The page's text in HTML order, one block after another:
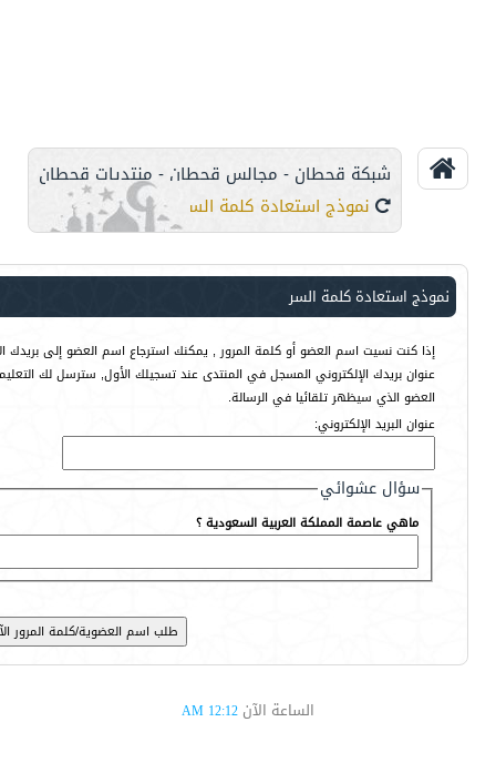
شبكة قحطان - مجالس قحطان - منتديات قحطان
نموذج استعادة كلمة السر
نموذج استعادة كلمة السر
إذا كنت نسيت اسم العضو أو كلمة المرور , يمكنك استرجاع اسم العضو إلى بريدك
عنوان بريدك الإلكتروني المسجل في المنتدى عند تسجيلك الأول, سترسل لك
العضو الذي سيظهر تلقائيا في الرسالة.
عنوان البريد الإلكتروني:
سؤال عشوائي
ماهي عاصمة المملكة العربية السعودية ؟
الساعة الآن 12:12 AM